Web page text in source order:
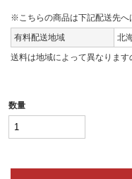
※こちらの商品は下記配送先へ
有料配送地域
北
送料は地域によって異なります
数量